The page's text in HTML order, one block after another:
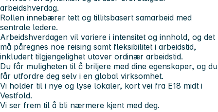
arbeidshverdag.
Rollen innebærer tett og tillitsbasert samarbeid med
sentrale ledere.
Arbeidshverdagen vil variere i intensitet og innhold, og det
må påregnes noe reising samt fleksibilitet i arbeidstid,
inkludert tilgjengelighet utover ordinær arbeidstid.
Du får muligheten til å briljere med dine egenskaper, og du
får utfordre deg selv i en global virksomhet.
Vi holder til i nye og lyse lokaler, kort vei fra E18 midt i
Vestfold.
Vi ser frem til å bli nærmere kjent med deg.